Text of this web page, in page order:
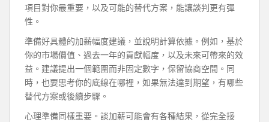
項目對你最重要，以及可能的替代方案，能讓談判更有彈
性。
準備好具體的加薪幅度建議，並說明計算依據。例如，基於
你的市場價值、過去一年的貢獻幅度，以及未來可帶來的效
益。建議提出一個範圍而非固定數字，保留協商空間。同
時，也要思考你的底線在哪裡，如果無法達到期望，有哪些
替代方案或後續步驟。
心理準備同樣重要。談加薪可能會有各種結果，從完全接